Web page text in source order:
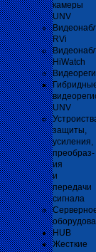
камеры
UNV
RVi
HiWatch
UNV
защиты,
усиления,
преобраз-
ия
и
передачи
сигнала
HUB
Жесткие